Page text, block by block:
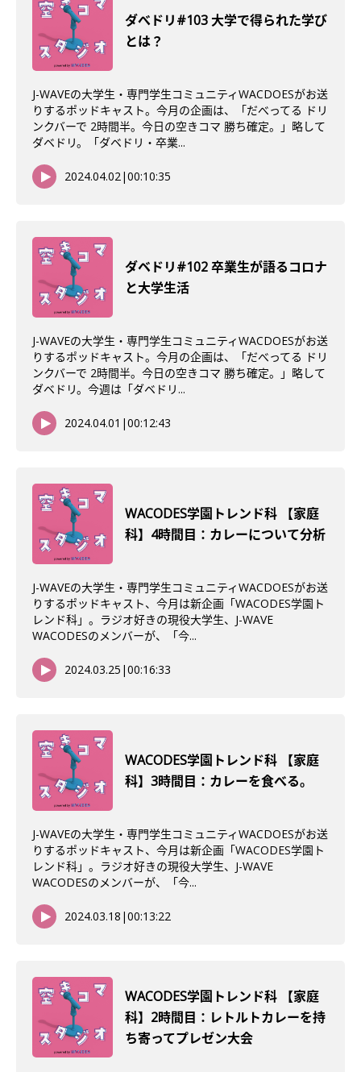
ダべドリ#103 大学で得られた学び
とは？
J-WAVEの大学生・専門学生コミュニティWACDOESがお送
りするポッドキャスト。今月の企画は、「だべってる ドリ
ンクバーで 2時間半。今日の空きコマ 勝ち確定。」略して
ダベドリ。「ダベドリ・卒業...
2024.04.02|00:10:35
ダベドリ#102 卒業生が語るコロナ
と大学生活
J-WAVEの大学生・専門学生コミュニティWACDOESがお送
りするポッドキャスト。今月の企画は、「だべってる ドリ
ンクバーで 2時間半。今日の空きコマ 勝ち確定。」略して
ダベドリ。今週は「ダベドリ...
2024.04.01 |00:12:43
WACODES学園トレンド科 【家庭
科】4時間目：カレーについて分析
J-WAVEの大学生・専門学生コミュニティWACDOESがお送
りするポッドキャスト、今月は新企画「WACODES学園ト
レンド科」。ラジオ好きの現役大学生、J-WAVE
WACODESのメンバーが、「今...
2024.03.25 |00:16:33
WACODES学園トレンド科 【家庭
科】3時間目：カレーを食べる。
J-WAVEの大学生・専門学生コミュニティWACDOESがお送
りするポッドキャスト、今月は新企画「WACODES学園ト
レンド科」。ラジオ好きの現役大学生、J-WAVE
WACODESのメンバーが、「今...
2024.03.18 |00:13:22
WACODES学園トレンド科 【家庭
科】2時間目：レトルトカレーを持
ち寄ってプレゼン大会